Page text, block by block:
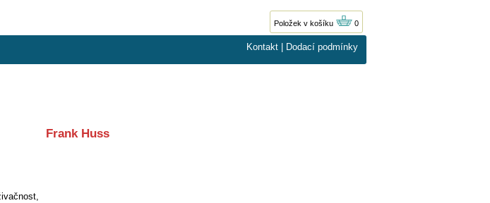
Položek v košíku 0
Kontakt Dodací podmínky
Frank Huss